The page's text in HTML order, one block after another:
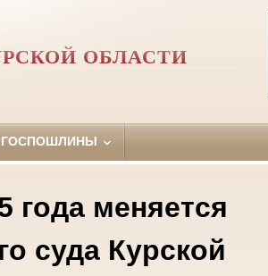
ОБЛАСТИ
ГОСПОШЛИНЫ
года меняется
суда Курской